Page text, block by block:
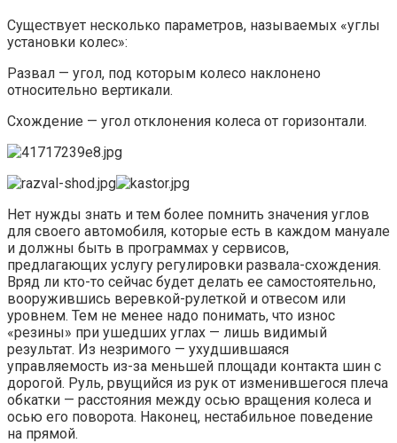
Существует несколько параметров, называемых «углы
установки колес»:
Развал — угол, под которым колесо наклонено
относительно вертикали.
Схождение — угол отклонения колеса от горизонтали.
Нет нужды знать и тем более помнить значения углов
для своего автомобиля, которые есть в каждом мануале
и должны быть в программах у сервисов,
предлагающих услугу регулировки развала-схождения.
Вряд ли кто-то сейчас будет делать ее самостоятельно,
вооружившись веревкой-рулеткой и отвесом или
уровнем. Тем не менее надо понимать, что износ
«резины» при ушедших углах — лишь видимый
результат. Из незримого — ухудшившаяся
управляемость из-за меньшей площади контакта шин с
дорогой. Руль, рвущийся из рук от изменившегося плеча
обкатки — расстояния между осью вращения колеса и
осью его поворота. Наконец, нестабильное поведение
на прямой.